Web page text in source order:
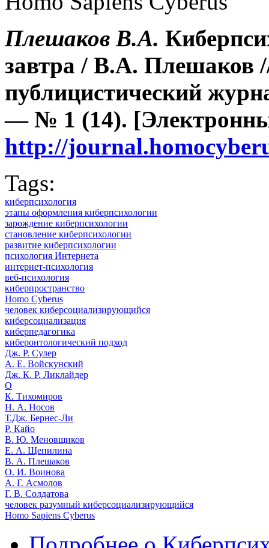
Плешаков В.А.
завтра / В.А. Плешаков
публицистический
— № 1 (14).
http://
Tags:
киберпсихология
этапы оформления киберпсихологии
зарождение киберпсихологии
становление киберпсихологии
развитие киберпсихологии
психология Интернета
интернет-психология
веб-психология
киберпространство
Homo Cyberus
человек киберсоциализирующийся
киберсоциализация
киберпедагогика
киберонтологический подход
Дж. Р. Сулер
А. Е. Войскунский
Дж. К. Р. Ликлайдер
О
К. Тихомиров
Н. А. Носов
Т.Дж. Бернес-Ли
Р. Кайо
В. Ю. Меновщиков
Е. А. Щепилина
В. А. Плешаков
О. И. Воинова
А. Г. Асмолов
Г. В. Солдатова
человек разумный киберсоциализирующийся
Homo Sapiens Cyberus